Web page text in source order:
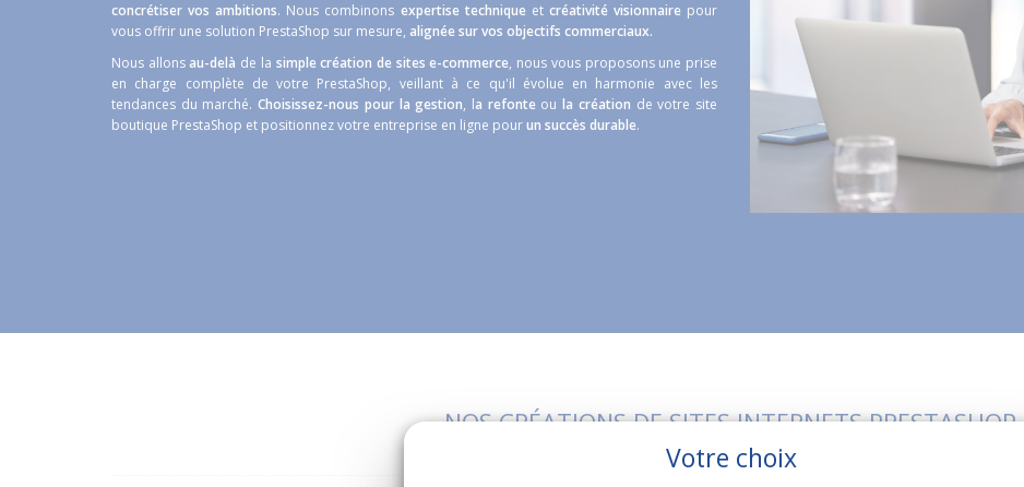
concrétiser vos ambitions. Nous combinons expertise technique et créativité visionnaire pour
vous offrir une solution PrestaShop sur mesure, alignée sur vos objectifs commerciaux.
Nous allons au-delà de la simple création de sites e-commerce, nous vous proposons une prise
en charge complète de votre PrestaShop, veillant à ce qu'il évolue en harmonie avec les
tendances du marché.Choisissez-nous pour la gestion, la refonte oula création de votre site
boutique PrestaShop et positionnez votre entreprise en ligne pourun succès durable.
NOS CRÉATIONS DE SITES INTERNETS PRESTASHOP.
Votre choix